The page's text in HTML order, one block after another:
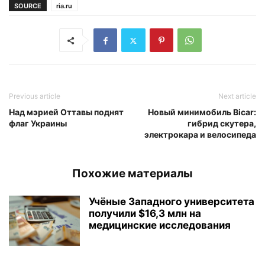
SOURCE ria.ru
Previous article
Над мэрией Оттавы поднят
флаг Украины
Next article
Новый минимобиль Bicar:
гибрид скутера,
электрокара и велосипеда
Похожие материалы
Учёные Западного университета
получили $16,3 млн на
медицинские исследования